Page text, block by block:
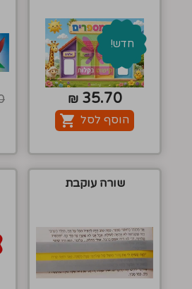
חדש!
35.70
₪
הוסף לסל
שורה עוקבת